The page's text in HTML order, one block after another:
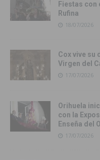
Fiestas con
Rufina
18/07/2026
Cox vive su
Virgen del
17/07/2026
Orihuela
con la
Enseña del
17/07/2026